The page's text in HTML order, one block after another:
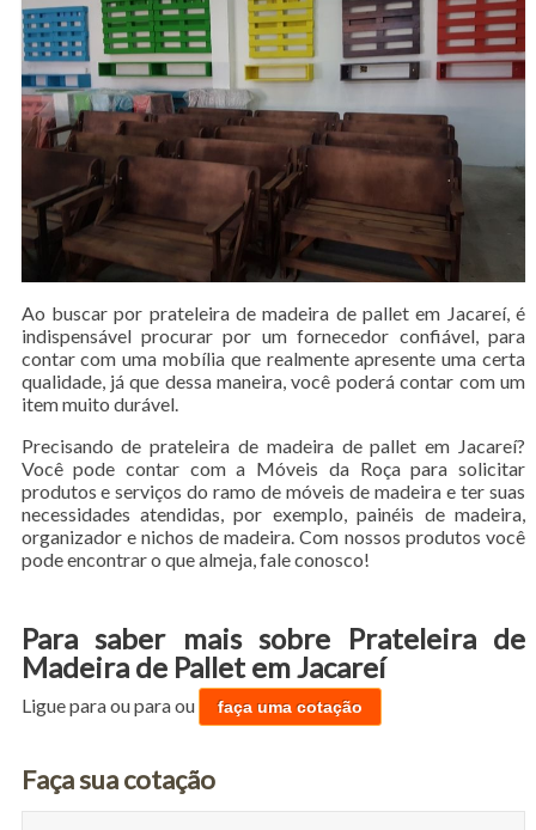
Ao buscar por prateleira de madeira de pallet em Jacareí, é
indispensável procurar por um fornecedor confiável, para
contar com uma mobília que realmente apresente uma certa
qualidade, já que dessa maneira, você poderá contar com um
item muito durável.
Precisando de prateleira de madeira de pallet em Jacareí?
Você pode contar com a Móveis da Roça para solicitar
produtos e serviços do ramo de móveis de madeira e ter suas
necessidades atendidas, por exemplo, painéis de madeira,
organizador e nichos de madeira. Com nossos produtos você
pode encontrar o que almeja, fale conosco!
Para saber mais sobre Prateleira de
Madeira de Pallet em Jacareí
Ligue paraou paraou faça uma cotação
Faça sua cotação